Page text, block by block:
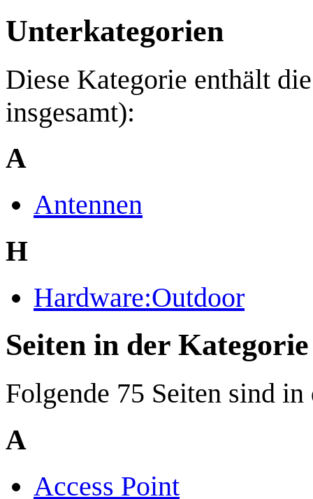
Unterkategorien
Diese Kategorie enthält
insgesamt):
A
Antennen
H
Hardware:Outdoor
Seiten in der
Folgende 75 Seiten sind
A
Access Point